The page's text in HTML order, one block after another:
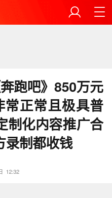
跑吧》850万元
正常且极具普
制化内容推广合
录制都收钱
12:32